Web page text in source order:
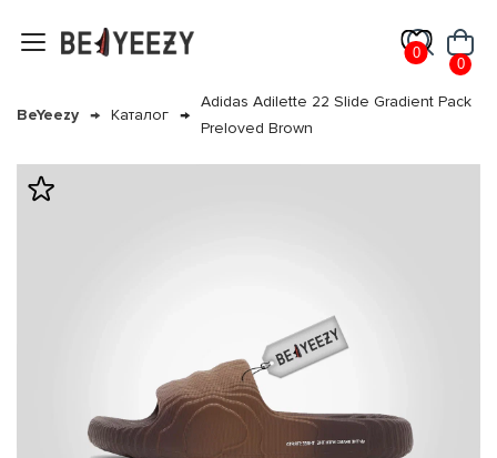
0
0
BeYeezy Каталог
Adidas Adilette 22 Slide Gradient Pack
Preloved Brown